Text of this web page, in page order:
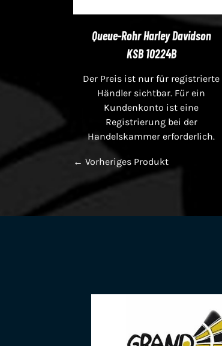
Queue-Rohr Harley Davidson
KSB 10224B
Der Preis ist nur für registrierte
Händler sichtbar. Für ein
Kundenkonto ist eine
Registrierung bei der
Handelskammer erforderlich.
← Vorheriges Produkt